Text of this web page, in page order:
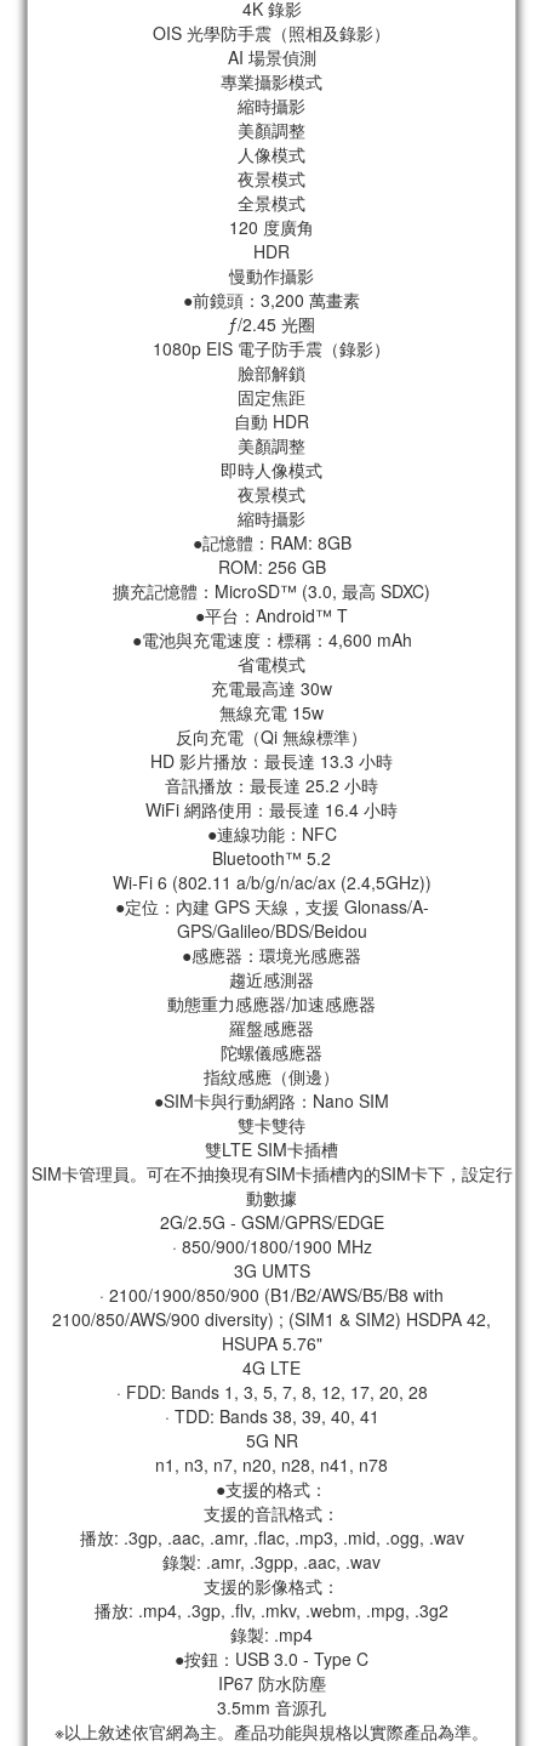
4K 錄影
OIS 光學防手震（照相及錄影）
AI 場景偵測
專業攝影模式
縮時攝影
美顏調整​
人像模式
夜景模式​
全景模式
120 度廣角​
HDR
慢動作攝影
●前鏡頭：3,200 萬畫素
ƒ/2.45 光圈
1080p EIS 電子防手震（錄影）
臉部解鎖
固定焦距
自動 HDR
美顏調整
即時人像模式
夜景模式
縮時攝影​
●記憶體：RAM: 8GB
ROM: 256 GB
擴充記憶體：MicroSD™ (3.0, 最高 SDXC)
●平台：Android™ T
●電池與充電速度：標稱：4,600 mAh
省電模式
充電最高達 30w
無線充電 15w
反向充電（Qi 無線標準）
HD 影片播放：最長達 13.3 小時
音訊播放：最長達 25.2 小時
WiFi 網路使用：最長達 16.4 小時
●連線功能：NFC
Bluetooth™ 5.2
Wi-Fi 6 (802.11 a/b/g/n/ac/ax (2.4,5GHz))
●定位：內建 GPS 天線，支援 Glonass/A-
GPS/Galileo/BDS/Beidou
●感應器：環境光感應器
趨近感測器
動態重力感應器/加速感應器
羅盤感應器
陀螺儀感應器
指紋感應（側邊）
●SIM卡與行動網路：Nano SIM
雙卡雙待
雙LTE SIM卡插槽
SIM卡管理員。可在不抽換現有SIM卡插槽內的SIM卡下，設定行
動數據
2G/2.5G - GSM/GPRS/EDGE
· 850/900/1800/1900 MHz
3G UMTS
· 2100/1900/850/900 (B1/B2/AWS/B5/B8 with
2100/850/AWS/900 diversity) ; (SIM1 & SIM2) HSDPA 42,
HSUPA 5.76"
4G LTE
· FDD: Bands 1, 3, 5, 7, 8, 12, 17, 20, 28
· TDD: Bands 38, 39, 40, 41
5G NR
n1, n3, n7, n20, n28, n41, n78
●支援的格式：
支援的音訊格式：
播放: .3gp, .aac, .amr, .flac, .mp3, .mid, .ogg, .wav
錄製: .amr, .3gpp, .aac, .wav
支援的影像格式：
播放: .mp4, .3gp, .flv, .mkv, .webm, .mpg, .3g2
錄製: .mp4
●按鈕：USB 3.0 - Type C
IP67 防水防塵
3.5mm 音源孔​
※以上敘述依官網為主。產品功能與規格以實際產品為準。